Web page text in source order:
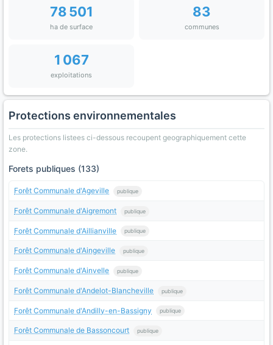
78 501
ha de surface
83
communes
1 067
exploitations
Protections environnementales
Les protections listees ci-dessous recoupent geographiquement cette
zone.
Forets publiques (133)
Forêt Communale d'Ageville publique
Forêt Communale d'Aigremont publique
Forêt Communale d'Aillianville publique
Forêt Communale d'Aingeville publique
Forêt Communale d'Ainvelle publique
Forêt Communale d'Andelot-Blancheville publique
Forêt Communale d'Andilly-en-Bassigny publique
Forêt Communale de Bassoncourt publique